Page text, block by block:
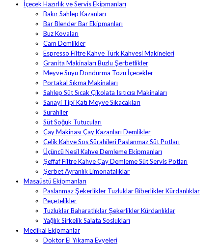
İçecek Hazırlık ve Servis Ekipmanları
Bakır Sahlep Kazanları
Bar Blender Bar Ekipmanları
Buz Kovaları
Cam Demlikler
Espresso Filtre Kahve Türk Kahvesi Makineleri
Granita Makinaları Buzlu Şerbetlikler
Meyve Suyu Dondurma Tozu İçecekler
Portakal Sıkma Makinaları
Sahlep Süt Sıcak Çikolata Isıtıcısı Makinaları
Sanayi Tipi Katı Meyve Sıkacakları
Sürahiler
Süt Soğuk Tutucuları
Çay Makinası Çay Kazanları Demlikler
Çelik Kahve Sos Sürahileri Paslanmaz Süt Potları
Üçüncü Nesil Kahve Demleme Ekipmanları
Şeffaf Filtre Kahve Çay Demleme Süt Servis Potları
Şerbet Ayranlık Limonatalıklar
Masaüstü Ekipmanları
Paslanmaz Şekerlikler Tuzluklar Biberlikler Kürdanlıklar
Peçetelikler
Tuzluklar Baharatlıklar Şekerlikler Kürdanlıklar
Yağlık Sirkelik Salata Soslukları
Medikal Ekipmanlar
Doktor El Yıkama Evyeleri